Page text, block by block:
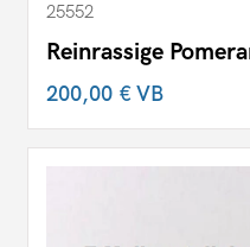
25552
Reinrassige
200,00 €VB